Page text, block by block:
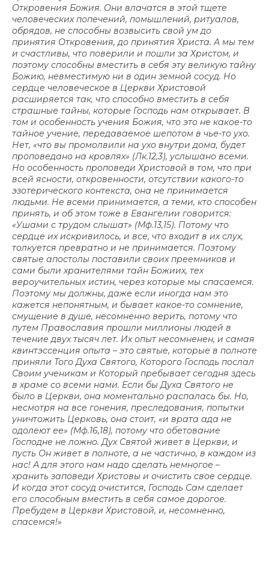
Откровения Божия. Они влачатся в этой тщете
человеческих попечений, помышлений, ритуалов,
обрядов, не способны возвысить свой ум до
принятия Откровения, до принятия Христа. А мы тем
и счастливы, что поверили и пошли за Христом, и
поэтому способны вместить в себя эту великую тайну
Божию, невместимую ни в один земной сосуд. Но
сердце человеческое в Церкви Христовой
расширяется так, что способно вместить в себя
страшные тайны, которые Господь нам открывает. В
том и особенность учения Божия, что это не какое-то
тайное учение, передаваемое шепотом в чье-то ухо.
Нет, «что вы промолвили на ухо внутри дома, будет
проповедано на кровлях» (Лк.12,3), услышано всеми.
Но особенность проповеди Христовой в том, что при
всей ясности, откровенности, отсутствии какого-то
эзотерического контекста, она не принимается
людьми. Не всеми принимается, а теми, кто способен
принять, и об этом тоже в Евангелии говорится:
«Ушами с трудом слышат» (Мф.13,15). Потому что
сердце их искривилось, и все, что входит в их слух,
толкуется превратно и не принимается. Поэтому
святые апостолы поставили своих преемников и
сами были хранителями тайн Божиих, тех
вероучительных истин, через которые мы спасаемся.
Поэтому мы должны, даже если иногда нам это
кажется непонятным, и бывает какое-то сомнение,
смущение в душе, несомненно верить, потому что
путем Православия прошли миллионы людей в
течение двух тысяч лет. Их опыт несомненен, и самая
квинтэссенция опыта – это святые, которые в полноте
приняли Того Духа Святого, Которого Господь послал
Своим ученикам и Который пребывает сегодня здесь
в храме со всеми нами. Если бы Духа Святого не
было в Церкви, она моментально распалась бы. Но,
несмотря на все гонения, преследования, попытки
уничтожить Церковь, она стоит, «и врата ада не
одолеют ее» (Мф.16,18), потому что обетование
Господне не ложно. Дух Святой живет в Церкви, и
пусть Он живет в полноте, а не частично, в каждом из
нас! А для этого нам надо сделать немногое –
хранить заповеди Христовы и очистить свое сердце.
И когда этот сосуд очистится, Господь Сам сделает
его способным вместить в себя самое дорогое.
Пребудем в Церкви Христовой, и, несомненно,
спасемся!»